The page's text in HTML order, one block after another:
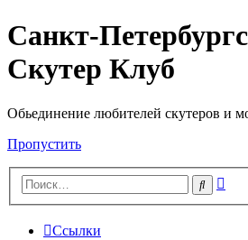
Санкт-
Скутер Клуб
Обьединение любителей скутеров и
Пропустить
Поиск
Ссылки